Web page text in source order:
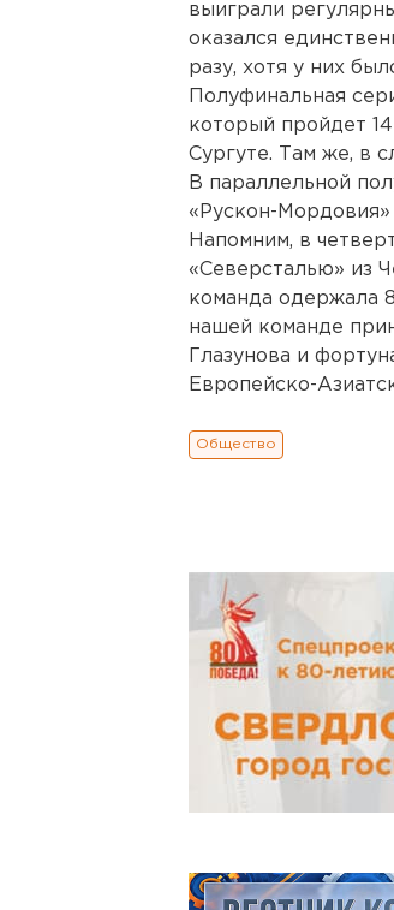
выиграли
оказался
разу, хотя у них
Полуфинальная
который пройдет 14
Сургуте. Там же, в
В параллельной
«Рускон-Мордовия»
Напомним, в
«Северсталью» из
команда одержала
нашей команде
Глазунова и
Европейско-
Общество